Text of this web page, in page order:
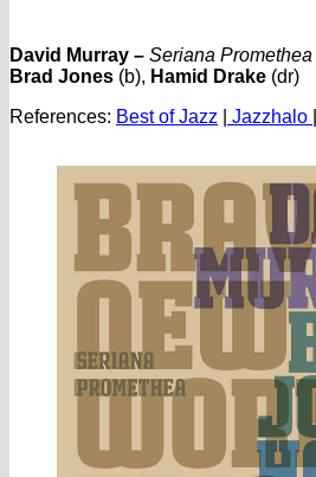
David Murray – Seriana Promethea
Brad Jones (b), Hamid Drake (dr)
References: Best of Jazz Jazzhalo